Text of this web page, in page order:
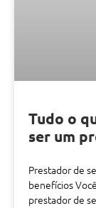
Tudo o
ser um
Prestador de
benefícios
prestador de